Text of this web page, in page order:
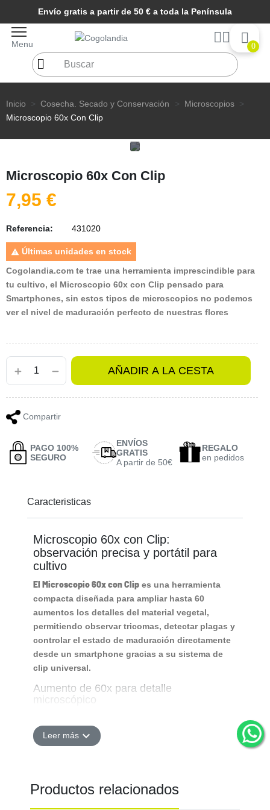
Envío gratis a partir de 50 € a toda la Península
Menu 0
Inicio Cosecha. Secado y Conservación
Microscopios
Microscopio 60x Con Clip
Microscopio 60x Con Clip
7,95 €
Referencia: 431020
 Últimas unidades en stock
Cogolandia.com te trae una herramienta imprescindible para
tu cultivo, el Microscopio 60x con Clip pensado para
Smartphones, sin estos tipos de microscopios no podemos
ver el nivel de maduración perfecto de nuestras flores
AÑADIR A LA CESTA
Compartir
PAGO 100%
SEGURO
ENVÍOS
GRATIS
A partir de 50€
REGALO
en pedidos
Caracteristicas
Microscopio 60x con Clip:
observación precisa y portátil para
cultivo
El Microscopio 60x con Clip es una herramienta
compacta diseñada para ampliar hasta 60
aumentos los detalles del material vegetal,
permitiendo observar tricomas, detectar plagas y
controlar el estado de maduración directamente
desde un smartphone gracias a su sistema de
clip universal.
Aumento de 60x para detalle
microscópico
estructuras muy pequeñas con claridad, lo que
resulta útil para evaluar el punto óptimo de
Sistema de clip universal para móviles
Leer más expand_more
Productos relacionados